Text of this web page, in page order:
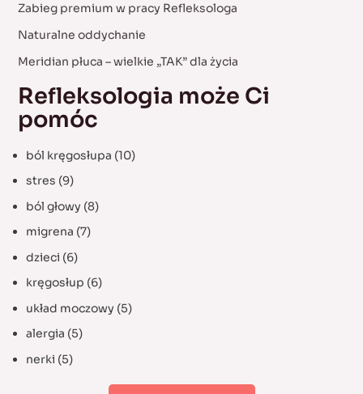
o
r
:
Zabieg premium w pracy Refleksologa
Naturalne oddychanie
Meridian płuca – wielkie „TAK” dla życia
Refleksologia może Ci
pomóc
ból kręgosłupa (10)
stres (9)
ból głowy (8)
migrena (7)
dzieci (6)
kręgosłup (6)
układ moczowy (5)
alergia (5)
nerki (5)